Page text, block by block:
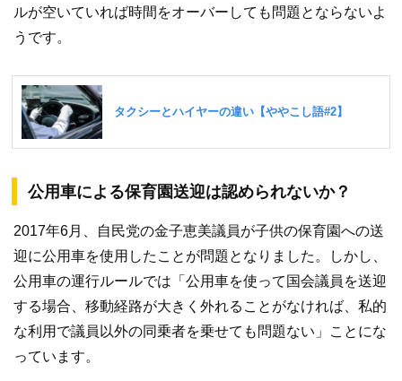
ルが空いていれば時間をオーバーしても問題とならないよ
うです。
公用車による保育園送迎は認められないか？
2017年6月、自民党の金子恵美議員が子供の保育園への送
迎に公用車を使用したことが問題となりました。しかし、
公用車の運行ルールでは「公用車を使って国会議員を送迎
する場合、移動経路が大きく外れることがなければ、私的
な利用で議員以外の同乗者を乗せても問題ない」ことにな
っています。